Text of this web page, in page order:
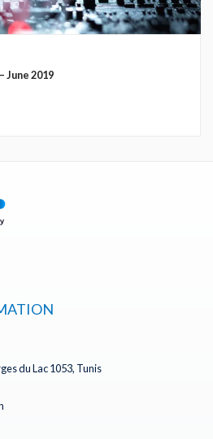
June 2019
du Lac 1053, Tunis